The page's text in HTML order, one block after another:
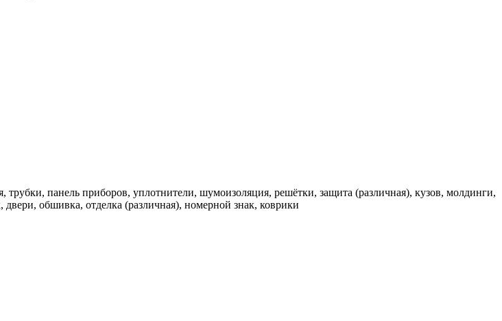
панель приборов, уплотнители, шумоизоляция, решётки, защита (различная), кузов, молдинги,
двери, обшивка, отделка (различная), номерной знак, коврики